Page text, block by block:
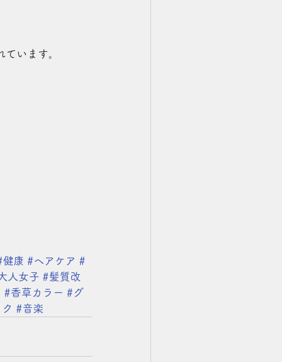
います。
健康 #ヘアケア #
人女子 #髪質改
#香草カラー #グ
#音楽